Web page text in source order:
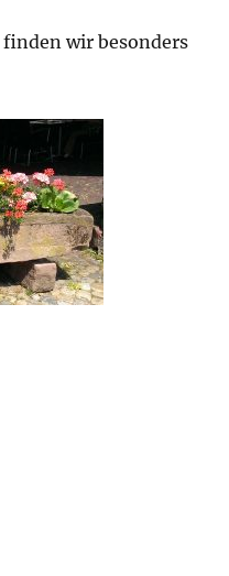
wir besonders